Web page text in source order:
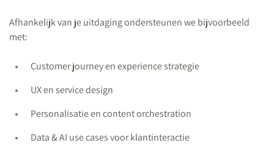
Afhankelijk van je uitdaging ondersteunen we bijvoorbeeld
met:
Customer journey en experience strategie
UX en service design
Personalisatie en content orchestration
Data & AI use cases voor klantinteractie